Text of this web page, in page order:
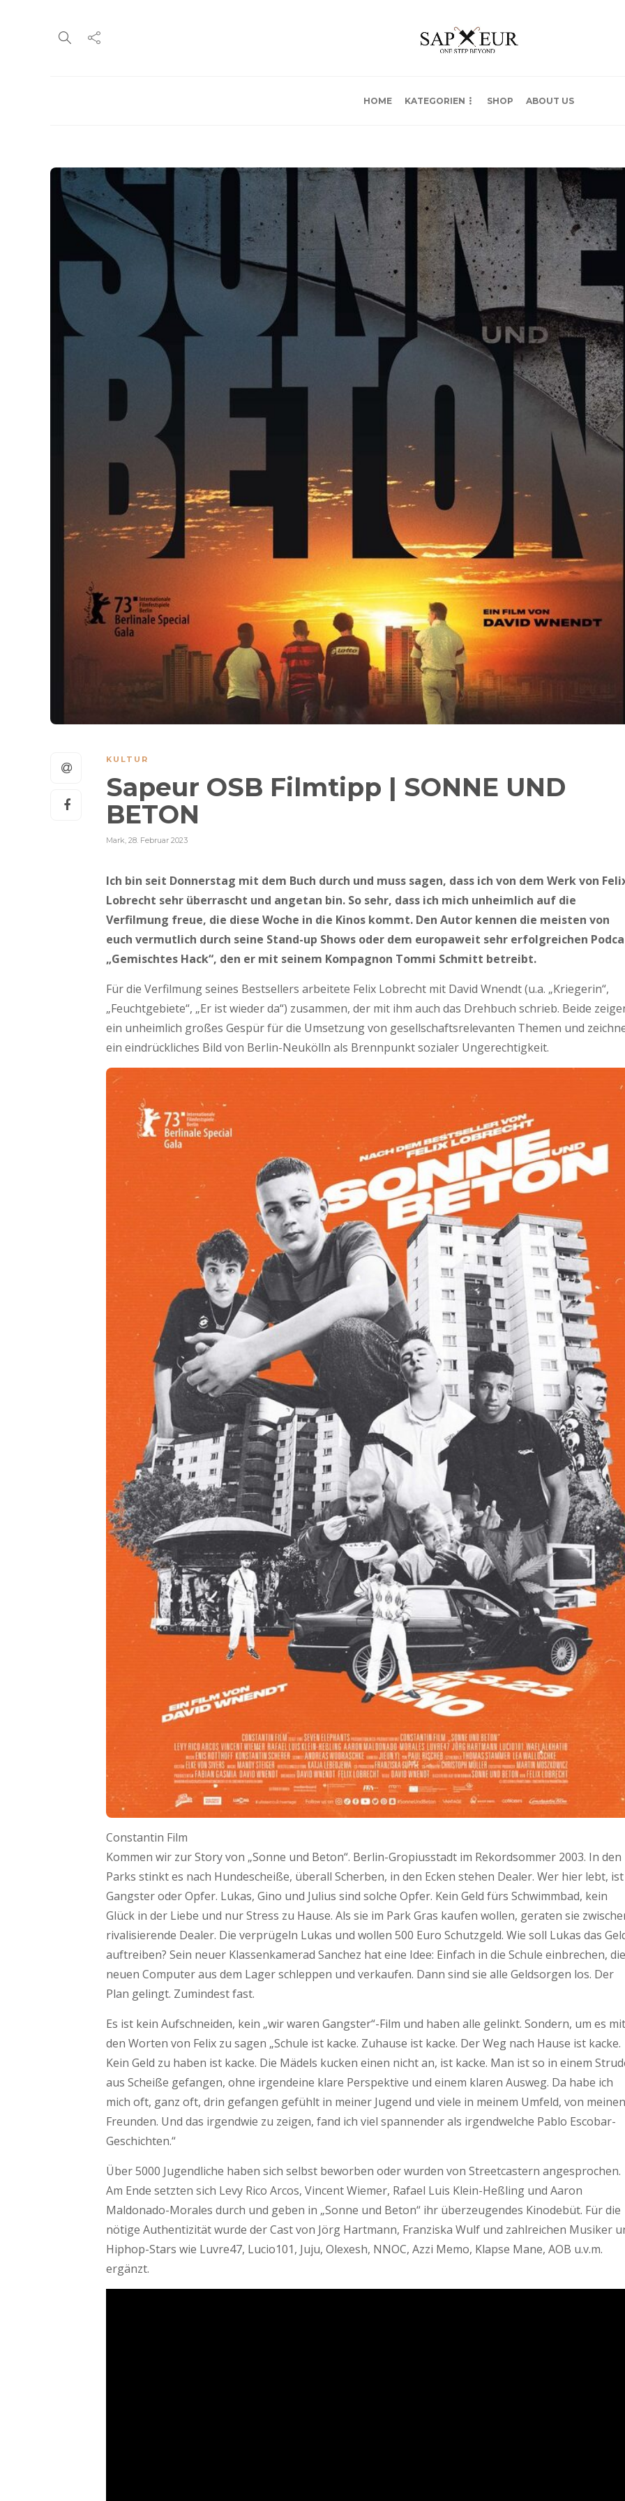
HOME KATEGORIEN SHOP ABOUT US
KULTUR
Sapeur OSB Filmtipp | SONNE UND
BETON
Mark 28. Februar 2023
Ich bin seit Donnerstag mit dem Buch durch und muss sagen, dass ich von dem Werk von
Lobrecht sehr überrascht und angetan bin. So sehr, dass ich mich unheimlich auf die
Verfilmung freue, die diese Woche in die Kinos kommt. Den Autor kennen die meisten von
euch vermutlich durch seine Stand-up Shows oder dem europaweit sehr erfolgreichen
„Gemischtes Hack“, den er mit seinem Kompagnon Tommi Schmitt betreibt.
Für die Verfilmung seines Bestsellers arbeitete Felix Lobrecht mit David Wnendt (u.a. „Kriegerin“,
„Feuchtgebiete“, „Er ist wieder da“) zusammen, der mit ihm auch das Drehbuch schrieb. Beide
ein unheimlich großes Gespür für die Umsetzung von gesellschaftsrelevanten Themen und
ein eindrückliches Bild von Berlin-Neukölln als Brennpunkt sozialer Ungerechtigkeit.
Constantin Film
Kommen wir zur Story von „Sonne und Beton“. Berlin-Gropiusstadt im Rekordsommer 2003. In den
Parks stinkt es nach Hundescheiße, überall Scherben, in den Ecken stehen Dealer. Wer hier lebt, ist
Gangster oder Opfer. Lukas, Gino und Julius sind solche Opfer. Kein Geld fürs Schwimmbad, kein
Glück in der Liebe und nur Stress zu Hause. Als sie im Park Gras kaufen wollen, geraten sie
rivalisierende Dealer. Die verprügeln Lukas und wollen 500 Euro Schutzgeld. Wie soll Lukas das
auftreiben? Sein neuer Klassenkamerad Sanchez hat eine Idee: Einfach in die Schule einbrechen, die
neuen Computer aus dem Lager schleppen und verkaufen. Dann sind sie alle Geldsorgen los. Der
Plan gelingt. Zumindest fast.
Es ist kein Aufschneiden, kein „wir waren Gangster“-Film und haben alle gelinkt. Sondern, um es mit
den Worten von Felix zu sagen „Schule ist kacke. Zuhause ist kacke. Der Weg nach Hause ist kacke.
Kein Geld zu haben ist kacke. Die Mädels kucken einen nicht an, ist kacke. Man ist so in einem
aus Scheiße gefangen, ohne irgendeine klare Perspektive und einem klaren Ausweg. Da habe ich
mich oft, ganz oft, drin gefangen gefühlt in meiner Jugend und viele in meinem Umfeld, von meinen
Freunden. Und das irgendwie zu zeigen, fand ich viel spannender als irgendwelche Pablo Escobar-
Geschichten.“
Über 5000 Jugendliche haben sich selbst beworben oder wurden von Streetcastern angesprochen.
Am Ende setzten sich Levy Rico Arcos, Vincent Wiemer, Rafael Luis Klein-Heßling und Aaron
Maldonado-Morales durch und geben in „Sonne und Beton“ ihr überzeugendes Kinodebüt. Für die
nötige Authentizität wurde der Cast von Jörg Hartmann, Franziska Wulf und zahlreichen Musiker
Hiphop-Stars wie Luvre47, Lucio101, Juju, Olexesh, NNOC, Azzi Memo, Klapse Mane, AOB u.v.m.
ergänzt.